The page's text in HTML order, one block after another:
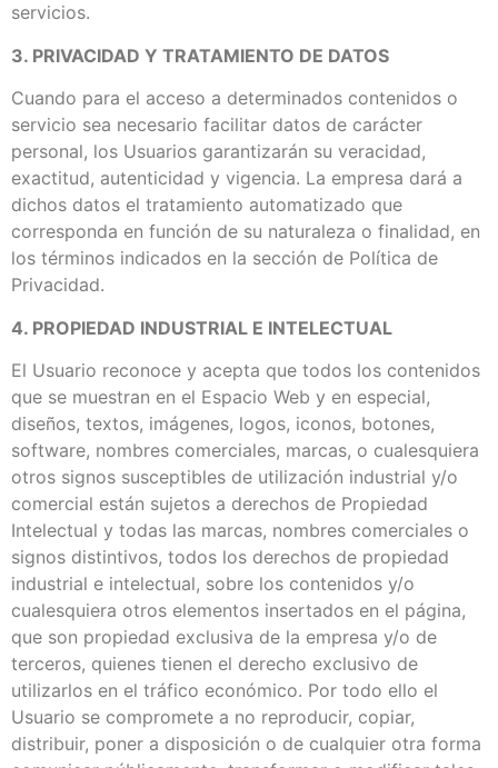
servicios.
3. PRIVACIDAD Y TRATAMIENTO DE DATOS
Cuando para el acceso a determinados contenidos o
servicio sea necesario facilitar datos de carácter
personal, los Usuarios garantizarán su veracidad,
exactitud, autenticidad y vigencia. La empresa dará a
dichos datos el tratamiento automatizado que
corresponda en función de su naturaleza o finalidad, en
los términos indicados en la sección de Política de
Privacidad.
4. PROPIEDAD INDUSTRIAL E INTELECTUAL
El Usuario reconoce y acepta que todos los contenidos
que se muestran en el Espacio Web y en especial,
diseños, textos, imágenes, logos, iconos, botones,
software, nombres comerciales, marcas, o cualesquiera
otros signos susceptibles de utilización industrial y/o
comercial están sujetos a derechos de Propiedad
Intelectual y todas las marcas, nombres comerciales o
signos distintivos, todos los derechos de propiedad
industrial e intelectual, sobre los contenidos y/o
cualesquiera otros elementos insertados en el página,
que son propiedad exclusiva de la empresa y/o de
terceros, quienes tienen el derecho exclusivo de
utilizarlos en el tráfico económico. Por todo ello el
Usuario se compromete a no reproducir, copiar,
distribuir, poner a disposición o de cualquier otra forma